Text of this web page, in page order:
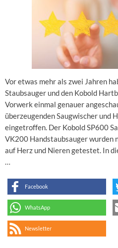
Vor etwas mehr als zwei Jahren
Staubsauger und den Kobold
Vorwerk einmal genauer
überzeugenden Saugwischer und
eingetroffen. Der Kobold SP600
VK200 Handstaubsauger wurden
auf Herz und Nieren getestet. In
…
Facebook
WhatsApp
Newsletter